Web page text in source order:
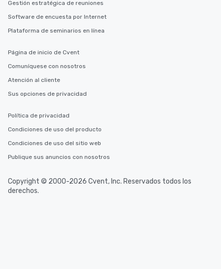
Gestión estratégica de reuniones
Software de encuesta por Internet
Plataforma de seminarios en línea
Página de inicio de Cvent
Comuníquese con nosotros
Atención al cliente
Sus opciones de privacidad
Política de privacidad
Condiciones de uso del producto
Condiciones de uso del sitio web
Publique sus anuncios con nosotros
Copyright © 2000-2026 Cvent, Inc. Reservados todos los
derechos.